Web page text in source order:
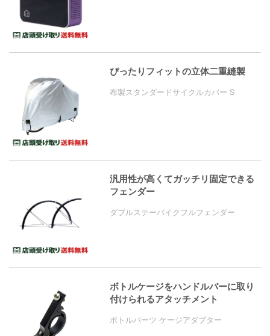
ぴったりフィットの立体二重縫製
布製スタンダードサイクルカバー S
汎用性が高くてガッチリ固定できる
フェンダー
ダブルステーバイクフルフェンダー
ボトルケージをハンドルバーに取り
付けられるアタッチメント
ボトルパーツ ケージアダプター